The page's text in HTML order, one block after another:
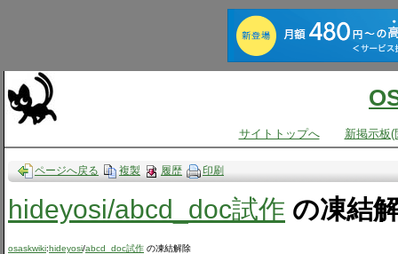
サイトトップへ 新掲示板(
ページへ戻る 複製 履歴 印刷
hideyosi​/abcd_doc試作 の凍結
osaskwiki:hideyosi/abcd_doc試作 の凍結解除